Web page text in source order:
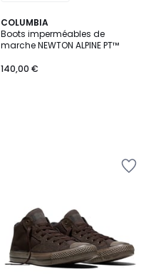
COLUMBIA
Boots imperméables de
marche NEWTON ALPINE PT™
140,00 €